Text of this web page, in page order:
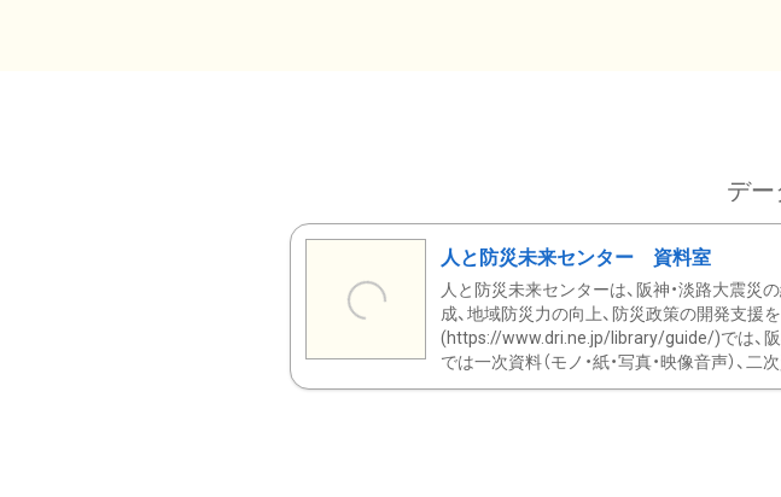
デ
人と防災未来センター 資料室
人と防災未来センターは、阪神・淡路大震災
成、地域防災力の向上、防災政策の開発支援
(https://www.dri.ne.jp/library/guide/)では、阪
では一次資料（モノ・紙・写真・映像音声）、二次